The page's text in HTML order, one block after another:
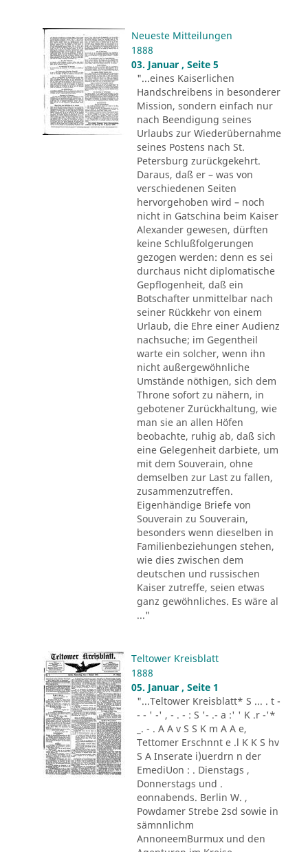
Neueste Mitteilungen
1888
03. Januar , Seite 5
"...eines Kaiserlichen
Handschreibens in besonderer
Mission, sondern einfach nur
nach Beendigung seines
Urlaubs zur Wiederübernahme
seines Postens nach St.
Petersburg zurückgekehrt.
Daraus, daß er – was von
verschiedenen Seiten
hervorgehoben wird – noch
nicht in Gatschina beim Kaiser
Alexander gewesen, dürften
keine Schlußfolgerungen
gezogen werden: denn es sei
durchaus nicht diplomatische
Gepflogenheit, daß ein
Botschafter unmittelbar nach
seiner Rückkehr von einem
Urlaub, die Ehre einer Audienz
nachsuche; im Gegentheil
warte ein solcher, wenn ihn
nicht außergewöhnliche
Umstände nöthigen, sich dem
Throne sofort zu nähern, in
gebotener Zurückhaltung, wie
man sie an allen Höfen
beobachte, ruhig ab, daß sich
eine Gelegenheit darbiete, um
mit dem Souverain, ohne
demselben zur Last zu fallen,
zusammenzutreffen.
Eigenhändige Briefe von
Souverain zu Souverain,
besonders wenn dieselben in
Familienbeziehungen stehen,
wie dies zwischen dem
deutschen und russischen
Kaiser zutreffe, seien etwas
ganz gewöhnliches. Es wäre al
..."
Teltower Kreisblatt
1888
05. Januar , Seite 1
"...Teltower Kreisblatt* S ... . t -
- - ' -' , - . - : S '- .- a :' ' K .r -'*
_. - . A A v S S K m A A e,
Tettomer Erschnnt e .l K K S hv
S A Inserate i)uerdrn n der
EmediUon : . Dienstags ,
Donnerstags und .
eonnabends. Berlin W. ,
Powdamer Strebe 2sd sowie in
sämnnlichm
AnnoneemBurmux und den